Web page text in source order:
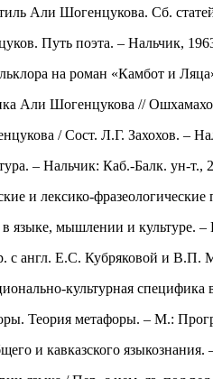
Али Шогенцукова. Сб.
Путь поэта. ‒ Нальчик,
на роман «Камбот и
Али Шогенцукова //
/ Сост. Л.Г. Захохов. ‒
‒ Нальчик: Каб.-Балк. ун-т.,
и лексико-
языке, мышлении и культуре. ‒
англ. Е.С. Кубряковой и В.П.
культурная
Теория метафоры. ‒ М.:
и кавказского языкознания.